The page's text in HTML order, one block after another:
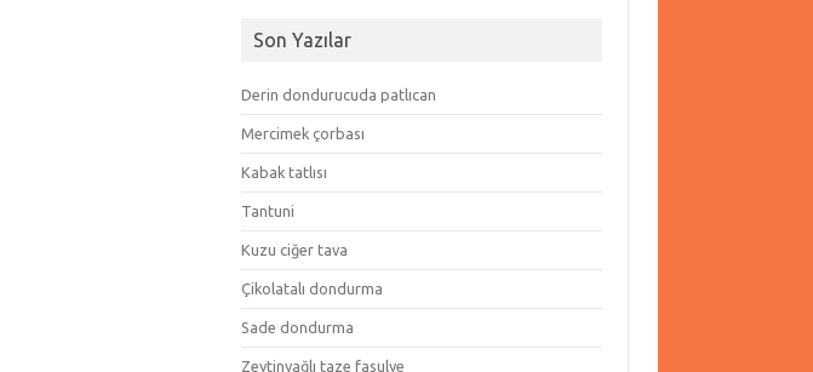
Son Yazılar
Derin dondurucuda patlıcan
Mercimek çorbası
Kabak tatlısı
Tantuni
Kuzu ciğer tava
Çikolatalı dondurma
Sade dondurma
Zeytinyağlı taze fasulye